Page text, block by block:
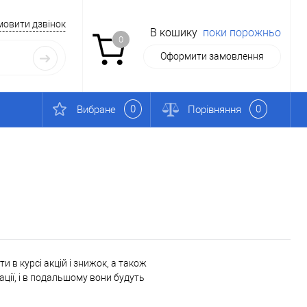
дзвінок
0
В кошику поки порожньо
Оформити замовлення
Вибране 0 Порівняння 0
в курсі акцій і знижок, а також
і в подальшому вони будуть